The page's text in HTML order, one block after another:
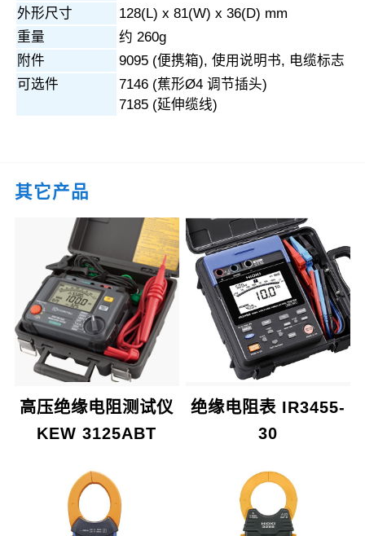
外形尺寸
128(L) x 81(W) x 36(D) mm
重量
约 260g
附件
9095 (便携箱), 使用说明书, 电缆标志
可选件
7146 (蕉形Ø4 调节插头)
7185 (延伸缆线)
其它产品
高压绝缘电阻测试仪
KEW 3125ABT
绝缘电阻表 IR3455-
30